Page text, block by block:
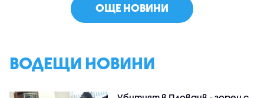
ОЩЕ НОВИНИ
ВОДЕЩИ НОВИНИ